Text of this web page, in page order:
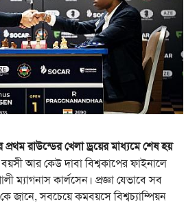
প্রথম রাউন্ডের খেলা ড্রয়ের মাধ্যমে শেষ হয়
আর কেউ দাবা বিশ্বকাপের ফাইনালে
ম্যাগনাস কার্লসেন। প্রজ্ঞা যেভাবে সব
জানে, সবচেয়ে কমবয়সে বিশ্বচ্যাম্পিয়ন